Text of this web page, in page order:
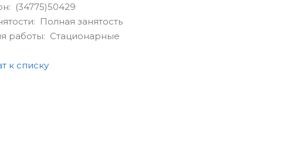
(34775)50429
Полная занятость
работы: Стационарные
к списку